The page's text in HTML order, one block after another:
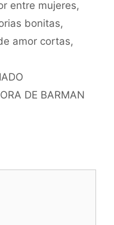
entre mujeres,
bonitas,
amor cortas,
DE BARMAN